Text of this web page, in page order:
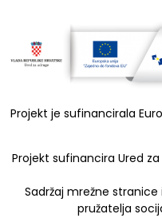
Projekt je sufinancirala
Projekt sufinancira Ured
Sadržaj mrežne
pružatelja